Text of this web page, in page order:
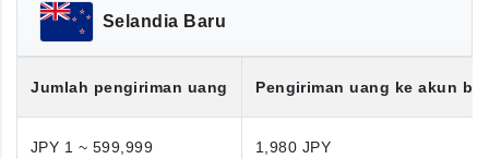
Selandia Baru
Jumlah pengiriman uang Pengiriman uang ke akun
JPY 1 ~ 599,999 1,980 JPY